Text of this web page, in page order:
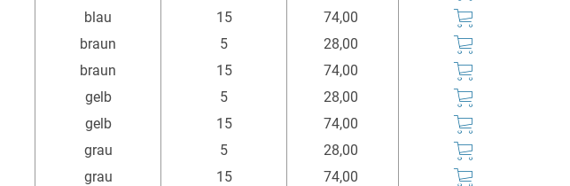
blau 15
74,00
braun 5
28,00
braun 15
74,00
gelb 5
28,00
gelb 15
74,00
grau 5
28,00
grau 15
74,00